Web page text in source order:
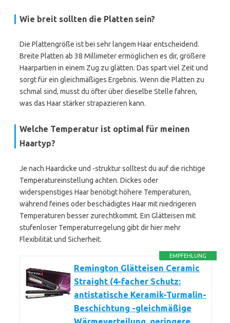
Wie breit sollten die Platten sein?
Die Plattengröße ist bei sehr langem Haar entscheidend.
Breite Platten ab 38 Millimeter ermöglichen es dir, größere
Haarpartien in einem Zug zu glätten. Das spart viel Zeit und
sorgt für ein gleichmäßiges Ergebnis. Wenn die Platten zu
schmal sind, musst du öfter über dieselbe Stelle fahren,
was das Haar stärker strapazieren kann.
Welche Temperatur ist optimal für meinen
Haartyp?
Je nach Haardicke und -struktur solltest du auf die richtige
Temperatureinstellung achten. Dickes oder
widerspenstiges Haar benötigt höhere Temperaturen,
während feines oder beschädigtes Haar mit niedrigeren
Temperaturen besser zurechtkommt. Ein Glätteisen mit
stufenloser Temperaturregelung gibt dir hier mehr
Flexibilität und Sicherheit.
EMPFEHLUNG
Remington Glätteisen Ceramic
Straight (4-facher Schutz:
antistatische Keramik-Turmalin-
Beschichtung -gleichmäßige